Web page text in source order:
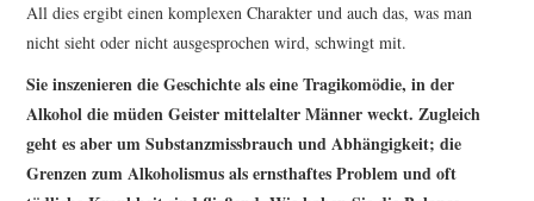
All dies ergibt einen komplexen Charakter und auch das, was man
nicht sieht oder nicht ausgesprochen wird, schwingt mit.
Sie inszenieren die Geschichte als eine Tragikomödie, in der
Alkohol die müden Geister mittelalter Männer weckt. Zugleich
geht es aber um Substanzmissbrauch und Abhängigkeit; die
Grenzen zum Alkoholismus als ernsthaftes Problem und oft